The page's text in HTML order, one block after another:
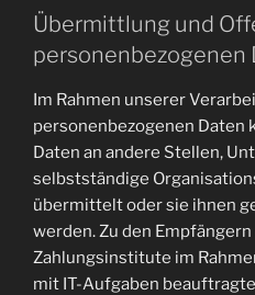
Übermittlung und
personenbezogenen
Im Rahmen unserer
personenbezogenen Daten
Daten an andere Stellen,
selbstständige
übermittelt oder sie ihnen
werden. Zu den
Zahlungsinstitute im
mit IT-Aufgaben